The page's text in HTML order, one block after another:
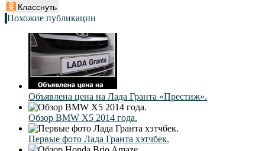
Класснуть
Похожие публикации
Объявлена цена на Лада Гранта «Престиж».
Обзор BMW X5 2014 года.
Первые фото Лада Гранта хэтчбек.